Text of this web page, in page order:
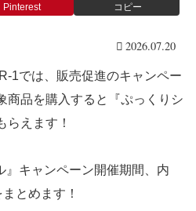
Pinterest コピー
2026.07.20
1では、販売促進のキャンペー
商品を購入すると『ぷっくりシ
らえます！
』キャンペーン開催期間、内
とめます！